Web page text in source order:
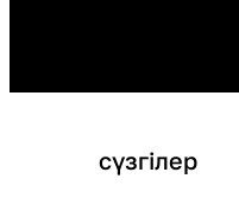
сүзгілер